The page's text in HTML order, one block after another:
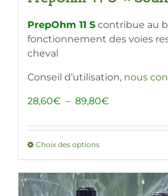
PrepOhm 11 S contribue au
fonctionnement des voies
cheval
Conseil d’utilisation, nous
28,60€ – 89,80€
prix :
89,80€
Choix des optionsCe
a
plusieurs